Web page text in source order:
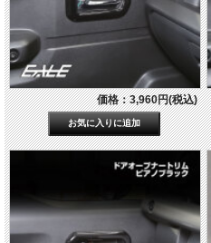
価格：3,960円(税込)